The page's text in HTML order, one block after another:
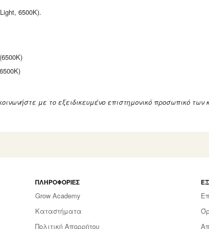
6500K).
με το εξειδικευμένο επιστημονικό προσωπικό
ΠΛΗΡΟΦΟΡΊΕΣ
Grow Academy
Καταστήματα
Πολιτική Απορρήτου